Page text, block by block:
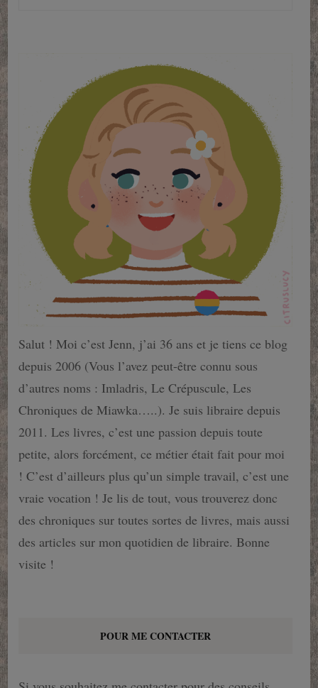
Salut ! Moi c’est Jenn, j’ai 36 ans et je tiens ce blog
depuis 2006 (Vous l’avez peut-être connu sous
d’autres noms : Imladris, Le Crépuscule, Les
Chroniques de Miawka…..). Je suis libraire depuis
2011. Les livres, c’est une passion depuis toute
petite, alors forcément, ce métier était fait pour moi
! C’est d’ailleurs plus qu’un simple travail, c’est une
vraie vocation ! Je lis de tout, vous trouverez donc
des chroniques sur toutes sortes de livres, mais aussi
des articles sur mon quotidien de libraire. Bonne
visite !
POUR ME CONTACTER